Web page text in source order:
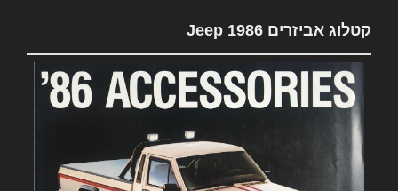
קטלוג אביזרים Jeep 1986